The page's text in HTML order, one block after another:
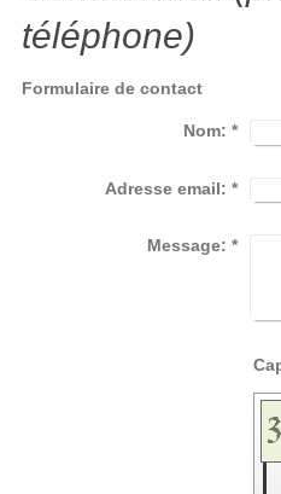
téléphone)
Formulaire de contact
Nom: *
Adresse email: *
Message: *